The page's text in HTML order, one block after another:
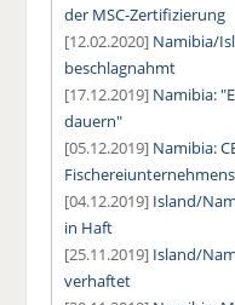
der MSC-Zertifizierung
[12.02.2020] Namibia/
beschlagnahmt
[17.12.2019] Namibia:
dauern"
[05.12.2019] Namibia:
[04.12.2019] Island/
in Haft
[25.11.2019] Island/
verhaftet